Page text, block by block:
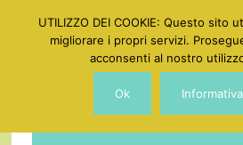
UTILIZZO DEI COOKIE: Questo sito
migliorare i propri servizi.
acconsenti al nostro
Ok